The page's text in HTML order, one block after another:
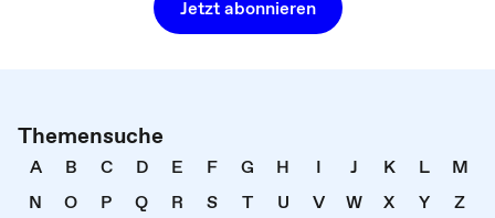
Jetzt abonnieren
Themensuche
A B C D E F G H I J K L
M
N
O P Q R S T U V W X Y
Z